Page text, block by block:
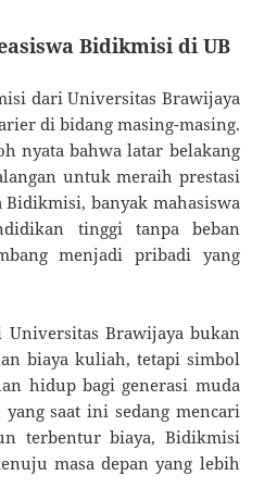
Bidikmisi di UB
dari Universitas Brawijaya
di bidang masing-masing.
nyata bahwa latar belakang
untuk meraih prestasi
Bidikmisi, banyak mahasiswa
tinggi tanpa beban
menjadi pribadi yang
Universitas Brawijaya bukan
biaya kuliah, tetapi simbol
hidup bagi generasi muda
saat ini sedang mencari
terbentur biaya, Bidikmisi
masa depan yang lebih